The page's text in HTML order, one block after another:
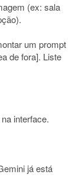
(ex: sala
um prompt
de fora]. Liste
interface.
já está